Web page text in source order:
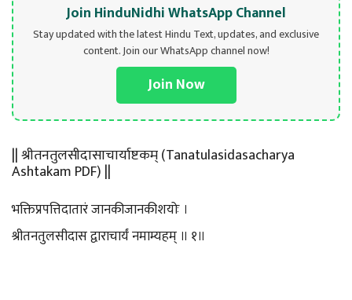
Join HinduNidhi WhatsApp Channel
Stay updated with the latest Hindu Text, updates, and exclusive
content. Join our WhatsApp channel now!
Join Now
|| श्रीतनतुलसीदासाचार्याष्टकम् (Tanatulasidasacharya
Ashtakam PDF) ||
भक्तिप्रपत्तिदातारं जानकीजानकीशयोः ।
श्रीतनतुलसीदास द्वाराचार्यं नमाम्यहम् ॥ १॥